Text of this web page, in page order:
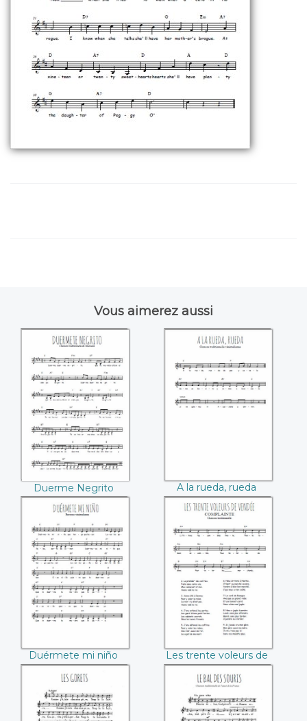
Vous aimerez aussi
Duerme Negrito
Duerme Negrito
A la rueda, rueda
A la rueda, rueda
Duérmete mi niño
Duérmete mi niño
Les trente voleurs
de Vendée
Les trente voleurs de
Vendée
Les gorets Le bal des souris